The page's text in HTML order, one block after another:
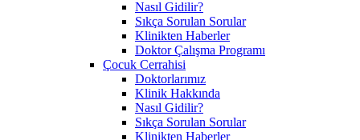
Nasıl Gidilir?
Sıkça Sorulan Sorular
Klinikten Haberler
Doktor Çalışma Programı
Çocuk Cerrahisi
Doktorlarımız
Klinik Hakkında
Nasıl Gidilir?
Sıkça Sorulan Sorular
Klinikten Haberler